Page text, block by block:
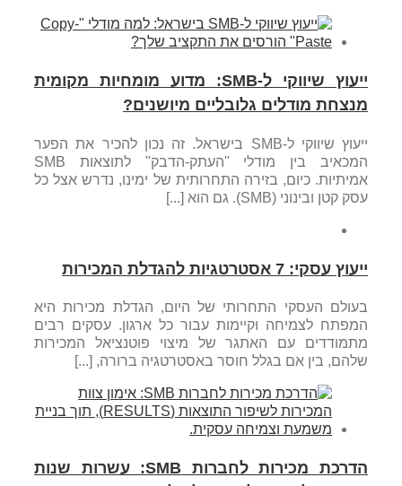
ייעוץ שיווקי ל-SMB: מדוע מומחיות מקומית
מנצחת מודלים גלובליים מיושנים?
ייעוץ שיווקי ל-SMB בישראל. זה נכון להכיר את הפער
המכאיב בין מודלי "העתק-הדבק" לתוצאות SMB
אמיתיות. כיום, בזירה התחרותית של ימינו, נדרש אצל כל
עסק קטן ובינוני (SMB). גם הוא [...]
ייעוץ עסקי: 7 אסטרטגיות להגדלת המכירות
בעולם העסקי התחרותי של היום, הגדלת מכירות היא
המפתח לצמיחה וקיימות עבור כל ארגון. עסקים רבים
מתמודדים עם האתגר של מיצוי פוטנציאל המכירות
שלהם, בין אם בגלל חוסר באסטרטגיה ברורה, [...]
הדרכת מכירות לחברות SMB: עשרות שנות